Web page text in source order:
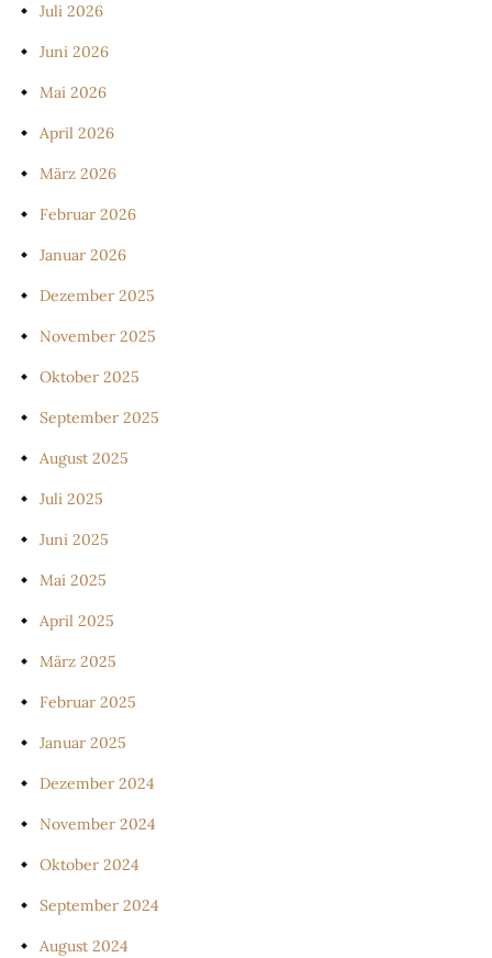
Juli 2026
Juni 2026
Mai 2026
April 2026
März 2026
Februar 2026
Januar 2026
Dezember 2025
November 2025
Oktober 2025
September 2025
August 2025
Juli 2025
Juni 2025
Mai 2025
April 2025
März 2025
Februar 2025
Januar 2025
Dezember 2024
November 2024
Oktober 2024
September 2024
August 2024